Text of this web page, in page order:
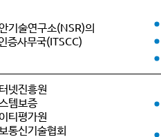
기술연구소(NSR)의
증사무국(ITSCC)
넷진흥원
템보증
티평가원
통신기술협회